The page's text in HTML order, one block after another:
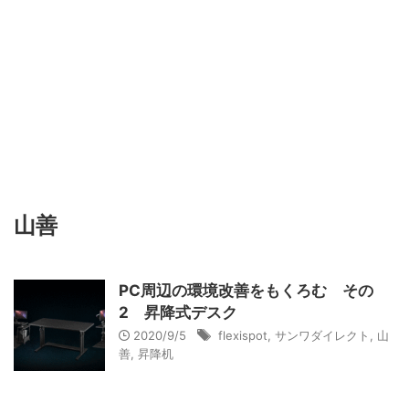
山善
PC周辺の環境改善をもくろむ その
2 昇降式デスク
2020/9/5 flexispot サンワダイレクト
山
善 昇降机